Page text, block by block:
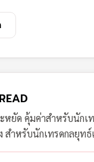
หยัด คุ้มค่าสำหรับนักเ
สำหรับนักเทรดกลยุทธ์